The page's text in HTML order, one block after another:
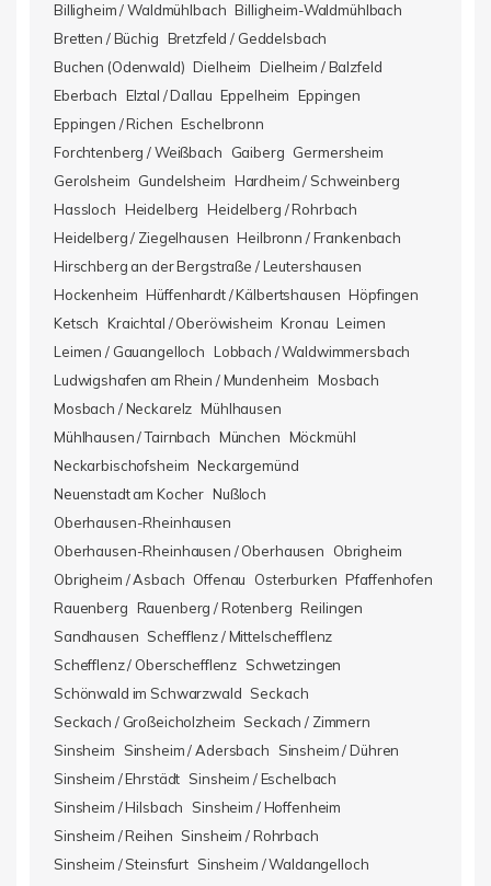
Billigheim / Waldmühlbach Billigheim-Waldmühlbach
Bretten / Büchig Bretzfeld / Geddelsbach
Buchen (Odenwald) Dielheim Dielheim / Balzfeld
Eberbach Elztal / Dallau Eppelheim Eppingen
Eppingen / Richen Eschelbronn
Forchtenberg / Weißbach
Gaiberg Germersheim
Gerolsheim Gundelsheim Hardheim / Schweinberg
Hassloch Heidelberg Heidelberg / Rohrbach
Heidelberg / Ziegelhausen Heilbronn / Frankenbach
Hirschberg an der Bergstraße / Leutershausen
Hockenheim Hüffenhardt / Kälbertshausen Höpfingen
Ketsch Kraichtal / Oberöwisheim Kronau Leimen
Leimen / Gauangelloch Lobbach / Waldwimmersbach
Ludwigshafen am Rhein / Mundenheim Mosbach
Mosbach / Neckarelz Mühlhausen
Mühlhausen / Tairnbach München Möckmühl
Neckarbischofsheim Neckargemünd
Neuenstadt am Kocher Nußloch
Oberhausen-Rheinhausen
Oberhausen-Rheinhausen / Oberhausen
Obrigheim
Obrigheim / Asbach Offenau Osterburken Pfaffenhofen
Rauenberg Rauenberg / Rotenberg Reilingen
Sandhausen Schefflenz / Mittelschefflenz
Schefflenz / Oberschefflenz Schwetzingen
Schönwald im Schwarzwald Seckach
Seckach / Großeicholzheim Seckach / Zimmern
Sinsheim
Sinsheim / Adersbach
Sinsheim / Dühren
Sinsheim / Ehrstädt Sinsheim / Eschelbach
Sinsheim / Hilsbach
Sinsheim / Hoffenheim
Sinsheim / Reihen Sinsheim / Rohrbach
Sinsheim / Steinsfurt Sinsheim / Waldangelloch